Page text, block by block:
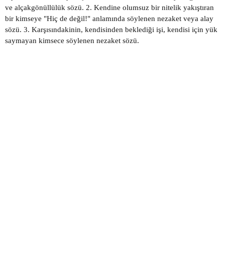
ve alçakgönüllülük sözü. 2. Kendine olumsuz bir nitelik yakıştıran
bir kimseye "Hiç de değil!" anlamında söylenen nezaket veya alay
sözü. 3. Karşısındakinin, kendisinden beklediği işi, kendisi için yük
saymayan kimsece söylenen nezaket sözü.